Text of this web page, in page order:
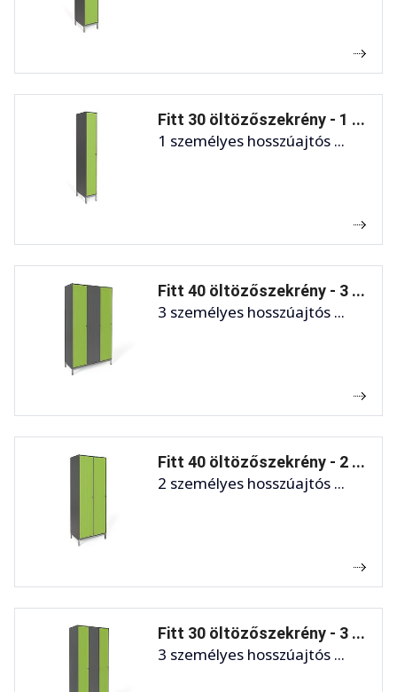
Fitt 30 öltözőszekrény - 1 ...
1 személyes hosszúajtós ...
Fitt 40 öltözőszekrény - 3 ...
3 személyes hosszúajtós ...
Fitt 40 öltözőszekrény - 2 ...
2 személyes hosszúajtós ...
Fitt 30 öltözőszekrény - 3 ...
3 személyes hosszúajtós ...